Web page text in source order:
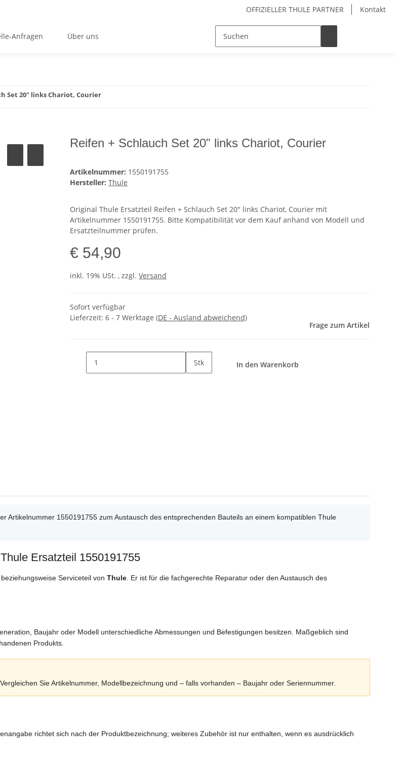
OFFIZIELLER THULE PARTNER Kontakt
Anfragen Über uns
Set 20" links Chariot, Courier
Reifen + Schlauch Set 20" links Chariot, Courier
Artikelnummer: 1550191755
Hersteller: Thule
Original Thule Ersatzteil Reifen + Schlauch Set 20" links Chariot, Courier mit
Artikelnummer 1550191755. Bitte Kompatibilität vor dem Kauf anhand von Modell und
Ersatzteilnummer prüfen.
€ 54,90
inkl. 19% USt. , zzgl. Versand
Sofort verfügbar
Lieferzeit: 6 - 7 Werktage (DE - Ausland abweichend)
Frage zum Artikel
Stk In den Warenkorb
Artikelnummer 1550191755 zum Austausch des entsprechenden Bauteils an einem kompatiblen Thule
Ersatzteil 1550191755
Serviceteil von Thule. Er ist für die fachgerechte Reparatur oder den Austausch des
Baujahr oder Modell unterschiedliche Abmessungen und Befestigungen besitzen. Maßgeblich sind
Produkts.
Sie Artikelnummer, Modellbezeichnung und – falls vorhanden – Baujahr oder Seriennummer.
richtet sich nach der Produktbezeichnung; weiteres Zubehör ist nur enthalten, wenn es ausdrücklich